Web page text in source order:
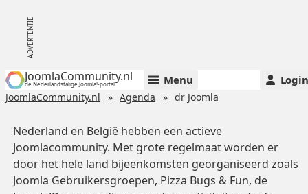
JoomlaCommunity.nl
de Nederlandstalige Joomla!-portal Menu Login
JoomlaCommunity.nl Agenda dr Joomla
Nederland en België hebben een actieve
Joomlacommunity. Met grote regelmaat worden er
door het hele land bijeenkomsten georganiseerd zoals
Joomla Gebruikersgroepen, Pizza Bugs & Fun, de